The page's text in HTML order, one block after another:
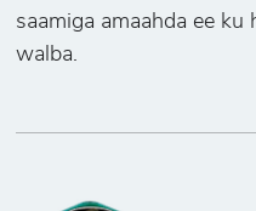
saamiga amaahda ee ku
walba.